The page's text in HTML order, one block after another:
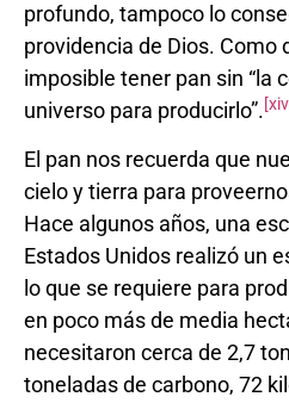
profundo, tampoco lo
providencia de Dios. Como
imposible tener pan sin “la
universo para producirlo”.
El pan nos recuerda que
cielo y tierra para
Hace algunos años, una
Estados Unidos realizó un
lo que se requiere para
en poco más de media
necesitaron cerca de 2,7
toneladas de carbono, 72